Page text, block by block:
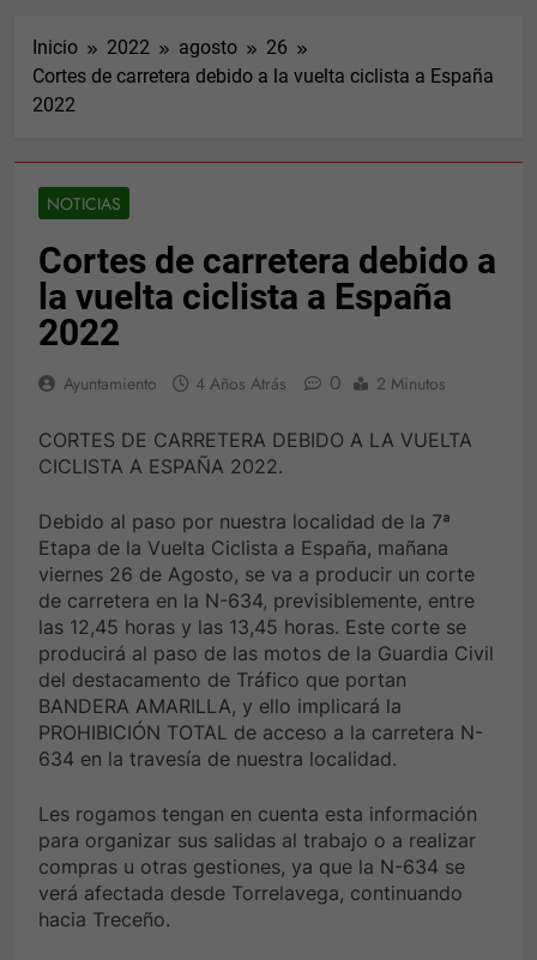
Inicio 2022 agosto
26
Cortes de carretera debido a la vuelta ciclista a España
2022
NOTICIAS
Cortes de carretera debido a
la vuelta ciclista a España
2022
Ayuntamiento 4 Años Atrás 0 2 Minutos
CORTES DE CARRETERA DEBIDO A LA VUELTA
CICLISTA A ESPAÑA 2022.
Debido al paso por nuestra localidad de la 7ª
Etapa de la Vuelta Ciclista a España, mañana
viernes 26 de Agosto, se va a producir un corte
de carretera en la N-634, previsiblemente, entre
las 12,45 horas y las 13,45 horas. Este corte se
producirá al paso de las motos de la Guardia Civil
del destacamento de Tráfico que portan
BANDERA AMARILLA, y ello implicará la
PROHIBICIÓN TOTAL de acceso a la carretera N-
634 en la travesía de nuestra localidad.
Les rogamos tengan en cuenta esta información
para organizar sus salidas al trabajo o a realizar
compras u otras gestiones, ya que la N-634 se
verá afectada desde Torrelavega, continuando
hacia Treceño.